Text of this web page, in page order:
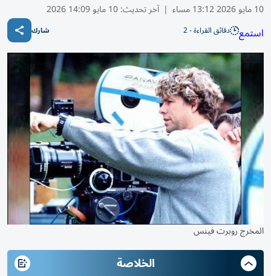
10 مايو 2026 13:12 مساء | آخر تحديث:10 مايو 14:09 2026
استمع دقائق القراءة - 2 شارك
المخرج روبرت فينس
الخلاصة